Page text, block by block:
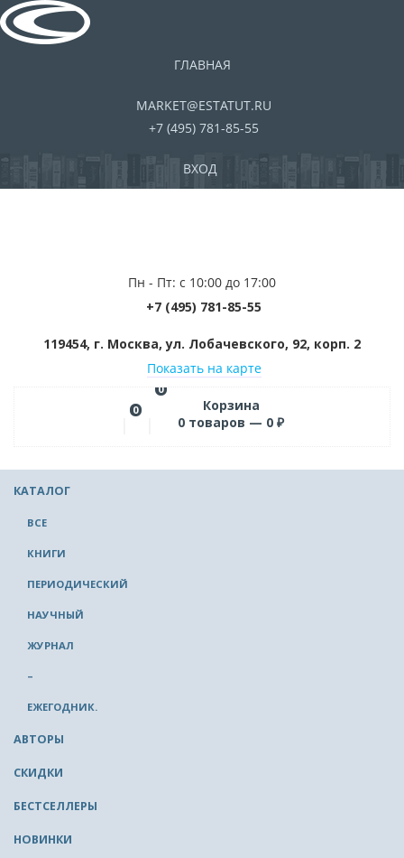
ГЛАВНАЯ
MARKET@ESTATUT.RU
+7 (495) 781-85-55
ВХОД
Пн - Пт: с 10:00 до 17:00
+7 (495) 781-85-55
119454, г. Москва, ул. Лобачевского, 92, корп. 2
Показать на карте
0
0
Корзина
0 товаров — 0 ₽
КАТАЛОГ
ВСЕ
КНИГИ
ПЕРИОДИЧЕСКИЙ
НАУЧНЫЙ
ЖУРНАЛ
–
ЕЖЕГОДНИК.
АВТОРЫ
СКИДКИ
БЕСТСЕЛЛЕРЫ
НОВИНКИ